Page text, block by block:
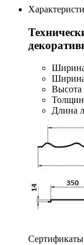
Ширина
Ширина
Высота
Длина